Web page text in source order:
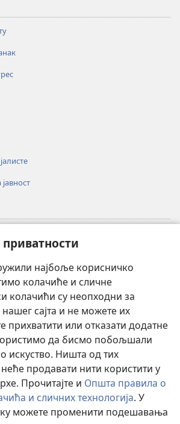
најбоље корисничко
колачиће и сличне
колачићи су неопходни за
сајта и не можете их
прихватити или отказати додатне
да бисмо побољшали
искуство. Ништа од тих
продавати нити користити у
Прочитајте и Општа правила о
и сличних технологија. У
можете променити подешавања
Watchtower
®
Tower Bible and Tract Society of Pennsylvania.